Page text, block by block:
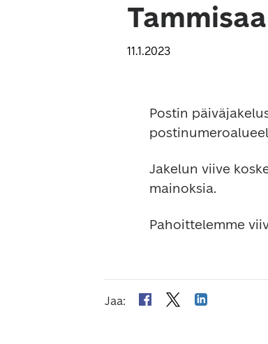
11.1.2023
Postin
Jakelun viive
mainoksia.
Pahoittelemme
Jaa: